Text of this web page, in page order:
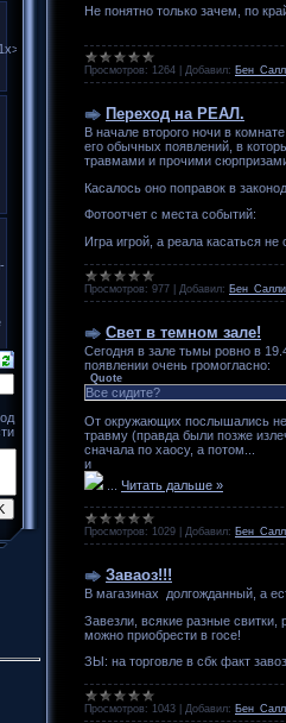
Не понятно только зачем, по
Просмотров: 1264 Добавил:
Переход на РЕАЛ.
В начале второго ночи в
его обычных появлений, в
травмами и прочими
Касалось оно поправок в
Фотоотчет с места событий:
Игра игрой, а реала касаться
Просмотров: 977 Добавил:
Свет в темном зале!
Сегодня в зале тьмы ровно в
появлении очень громогласно:
Quote
Все сидите?
От окружающих послышались
травму (правда были позже
сначала по хаосу, а потом...
и
Читать дальше »
Просмотров: 1029 Добавил:
Заваоз!!!
В магазинах
долгожданный, а
Завезли, всякие разные свитки,
можно приобрести в госе!
ЗЫ: на торговле в сбк факт
Просмотров: 1043 Добавил: